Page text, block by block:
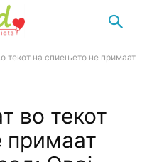
текот на спиењето не примаат
во текот
примаат